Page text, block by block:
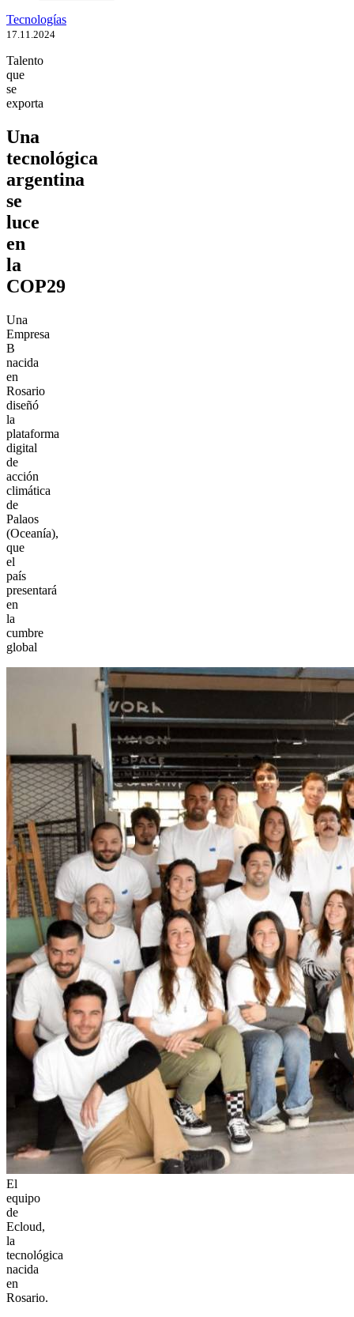
Tecnologías
17.11.2024
Talento
que
se
exporta
Una
tecnológica
argentina
se
luce
en
la
COP29
Una
Empresa
B
nacida
en
Rosario
diseñó
la
plataforma
digital
de
acción
climática
de
Palaos
(Oceanía),
que
el
país
presentará
en
la
cumbre
global
El
equipo
de
Ecloud,
la
tecnológica
nacida
en
Rosario.